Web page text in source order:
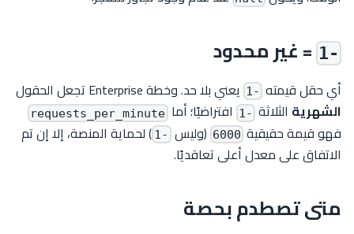
-1 = غير محدود
أي حقل قيمته -1
يعني بلا حد. وخطة Enterprise تجعل الحقول
الشهرية الثلاثة -1 افتراضيًا؛ أما requests_per_minute
فهو قيمة حقيقية 6000 (وليس -1
) لحماية المنصة، إلا إن تم
الاتفاق على معدل أعلى تعاقديًا.
متى تصطدم بحصة